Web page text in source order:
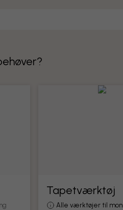
Tapetværktøj
Alle værktøjer til